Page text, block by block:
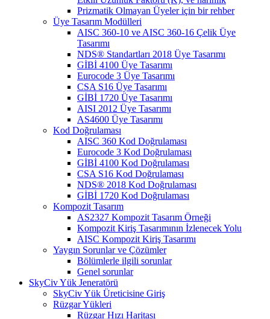
Prizmatik Olmayan Üyeler için bir rehber
Üye Tasarım Modülleri
AISC 360-10 ve AISC 360-16 Çelik Üye
Tasarımı
NDS® Standartları 2018 Üye Tasarımı
GİBİ 4100 Üye Tasarımı
Eurocode 3 Üye Tasarımı
CSA S16 Üye Tasarımı
GİBİ 1720 Üye Tasarımı
AISI 2012 Üye Tasarımı
AS4600 Üye Tasarımı
Kod Doğrulaması
AISC 360 Kod Doğrulaması
Eurocode 3 Kod Doğrulaması
GİBİ 4100 Kod Doğrulaması
CSA S16 Kod Doğrulaması
NDS® 2018 Kod Doğrulaması
GİBİ 1720 Kod Doğrulaması
Kompozit Tasarım
AS2327 Kompozit Tasarım Örneği
Kompozit Kiriş Tasarımının İzlenecek Yolu
AISC Kompozit Kiriş Tasarımı
Yaygın Sorunlar ve Çözümler
Bölümlerle ilgili sorunlar
Genel sorunlar
SkyCiv Yük Jeneratörü
SkyCiv Yük Üreticisine Giriş
Rüzgar Yükleri
Rüzgar Hızı Haritası